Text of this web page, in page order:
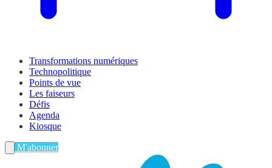
Transformations numériques
Technopolitique
Points de vue
Les faiseurs
Défis
Agenda
Kiosque
M'abonner